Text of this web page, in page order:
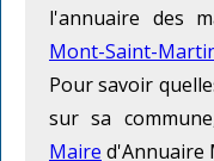
l'annuaire des
Mont-Saint-
Pour savoir
sur sa
Maire d'Annuaire